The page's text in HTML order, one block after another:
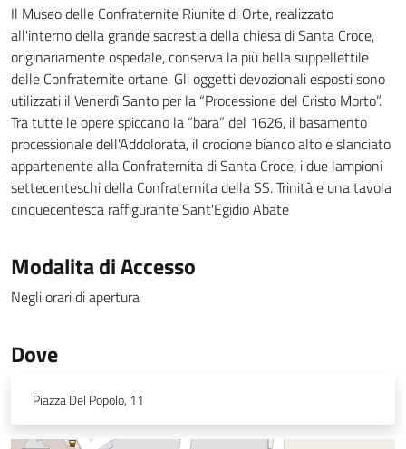
Il Museo delle Confraternite Riunite di Orte, realizzato
all'interno della grande sacrestia della chiesa di Santa Croce,
originariamente ospedale, conserva la più bella suppellettile
delle Confraternite ortane. Gli oggetti devozionali esposti sono
utilizzati il Venerdì Santo per la “Processione del Cristo Morto”.
Tra tutte le opere spiccano la “bara” del 1626, il basamento
processionale dell'Addolorata, il crocione bianco alto e slanciato
appartenente alla Confraternita di Santa Croce, i due lampioni
settecenteschi della Confraternita della SS. Trinità e una tavola
cinquecentesca raffigurante Sant'Egidio Abate
Modalita di Accesso
Negli orari di apertura
Dove
Piazza Del Popolo, 11